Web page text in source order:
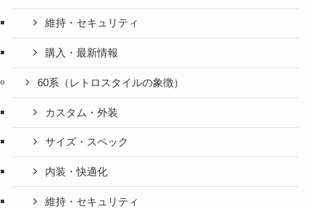
維持・セキュリティ
購入・最新情報
60系（レトロスタイルの象徴）
カスタム・外装
サイズ・スペック
内装・快適化
維持・セキュリティ